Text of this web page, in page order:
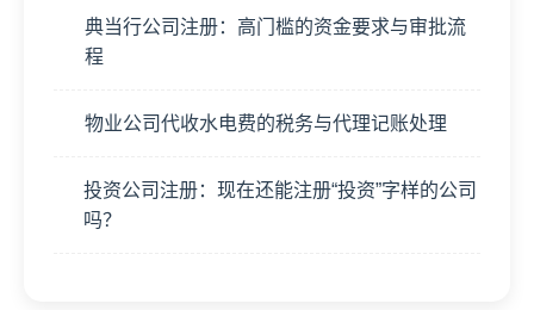
典当行公司注册：高门槛的资金要求与审批流
程
物业公司代收水电费的税务与代理记账处理
投资公司注册：现在还能注册“投资”字样的公司
吗？